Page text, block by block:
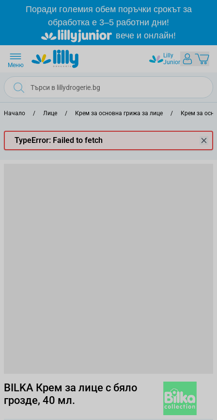
Прескачане към съдържанието
Поради големия обем поръчки срокът за
обработка е 3–5 работни дни!
вече и онлайн!
Lilly
Junior
Меню
Начало / Лице / Крем за основна грижа за лице / Крем за
TypeError: Failed to fetch
BILKA Крем за лице с бяло
грозде, 40 мл.